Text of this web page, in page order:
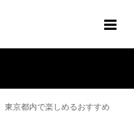
東京都内で楽しめるおすすめ